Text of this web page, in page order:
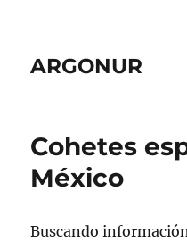
ARGONUR
Cohetes
México
Buscando